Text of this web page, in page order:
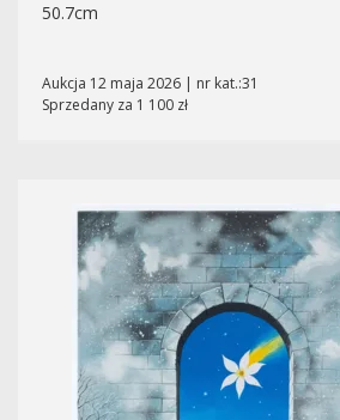
50.7cm
Aukcja 12 maja 2026 | nr kat.:31
Sprzedany za 1 100 zł